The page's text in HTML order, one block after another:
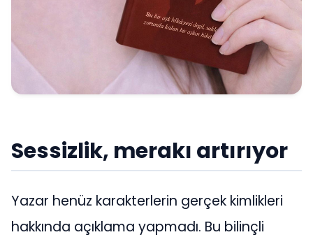
Sessizlik, merakı artırıyor
Yazar henüz karakterlerin gerçek kimlikleri
hakkında açıklama yapmadı. Bu bilinçli